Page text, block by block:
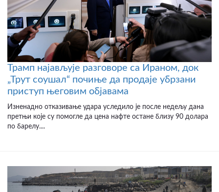
Трамп најављује разговоре са Ираном, док
„Трут соушал“ почиње да продаје убрзани
приступ његовим објавама
Изненадно отказивање удара уследило је после недељу дана
претњи које су помогле да цена нафте остане близу 90 долара
по барелу....